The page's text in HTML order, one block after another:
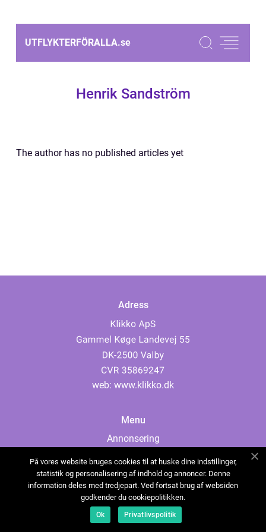
UTFLYKTERFÖRALLA.se
Henrik Sandström
The author has no published articles yet
Adress
web: www.klikko.dk
Menu
Annonsering
Cookies
Kontakta oss
Sitemap
På vores website bruges cookies til at huske dine indstillinger,
statistik og personalisering af indhold og annoncer. Denne
information deles med tredjepart. Ved fortsat brug af websiden
godkender du cookiepolitikken.
Ok Privatlivspolitik